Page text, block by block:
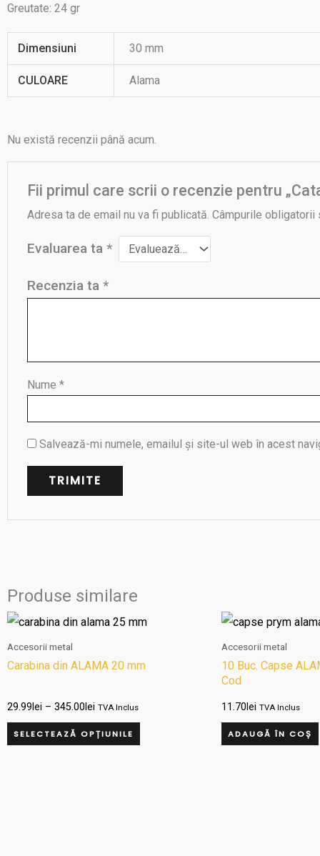
Greutate: 24 gr
Dimensiuni 30 mm
CULOARE Alama
Nu există recenzii până acum.
Fii primul care scrii o recenzie pentru
Adresa ta de email nu va fi publicată. Câmpurile obligatorii
Evaluarea ta *
Recenzia ta *
Nume *
Salvează-mi numele, emailul și site-ul web în acest
Produse similare
Accesorii metal
Carabina din ALAMA 20 mm
29.99 lei – 345.00 lei
Interval
de
până
TVA Inclus
SELECTEAZĂ OPȚIUNILE
Acest
are
variații.
Opțiunile
Accesorii metal
10 Buc. Capse
Cod
11.70 lei TVA Inclus
ADAUGĂ ÎN COȘ